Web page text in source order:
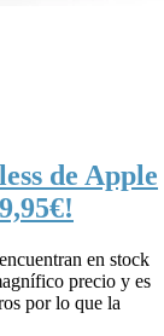
de Apple
en stock
precio y es
por lo que la